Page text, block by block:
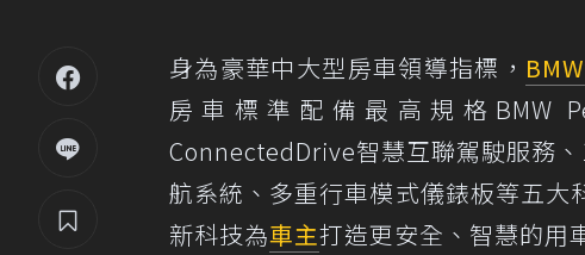
身為豪華中大型房車領導指標， BMW
房車標準配備最高規格BMW
ConnectedDrive智慧互聯駕駛服務
航系統、多重行車模式儀錶板等五
新科技為車主打造更安全、智慧的用